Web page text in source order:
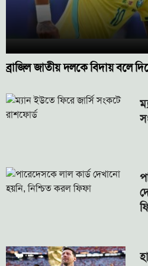
ব্রাজিল জাতীয় দলকে বিদায় বলে